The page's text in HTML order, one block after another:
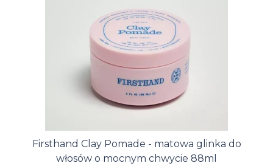
Firsthand Clay Pomade - matowa glinka do
włosów o mocnym chwycie 88ml